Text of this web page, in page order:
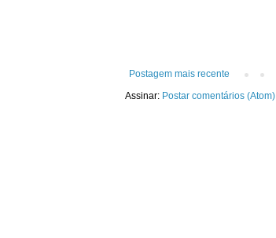
Postagem mais recente
Assinar: Postar comentários (Atom)